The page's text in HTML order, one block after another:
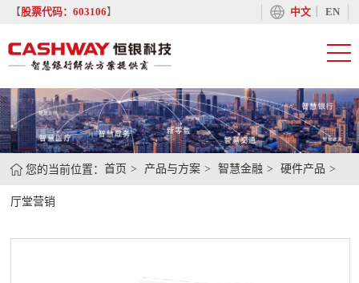
【股票代码：603106】 中文丨 EN
您的当前位置：首页 产品与方案 智慧金融 硬件产品
厅堂营销